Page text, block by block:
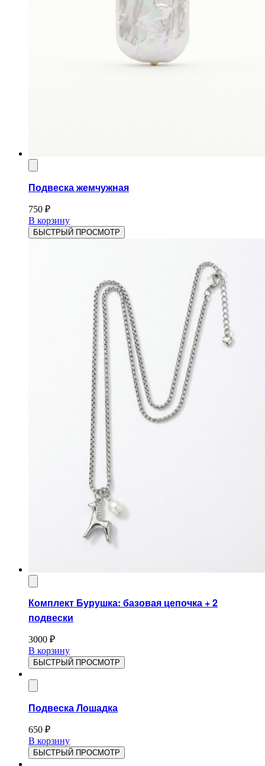
Подвеска жемчужная
750 ₽
В корзину
БЫСТРЫЙ ПРОСМОТР
Комплект Бурушка: базовая цепочка + 2
подвески
3000 ₽
В корзину
БЫСТРЫЙ ПРОСМОТР
Подвеска Лошадка
650 ₽
В корзину
БЫСТРЫЙ ПРОСМОТР